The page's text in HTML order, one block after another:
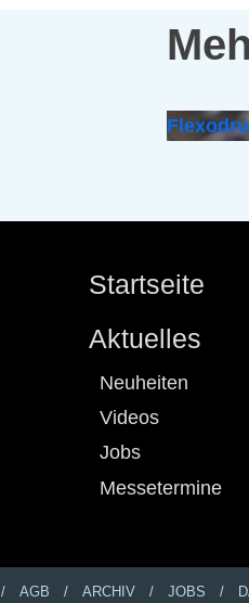
Startseite
Aktuelles
Neuheiten
Videos
Jobs
Messetermine
AGB ARCHIV JOBS